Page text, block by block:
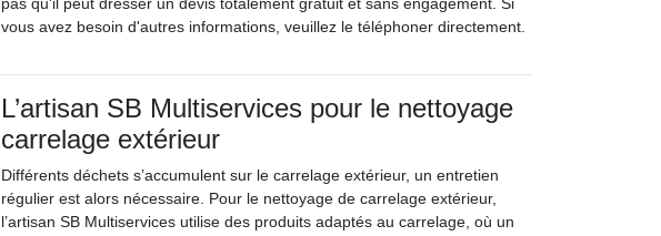
vous avez besoin d'autres informations, veuillez le téléphoner directement.
L’artisan SB Multiservices pour le nettoyage
carrelage extérieur
Différents déchets s’accumulent sur le carrelage extérieur, un entretien
régulier est alors nécessaire. Pour le nettoyage de carrelage extérieur,
l’artisan SB Multiservices utilise des produits adaptés au carrelage, où un